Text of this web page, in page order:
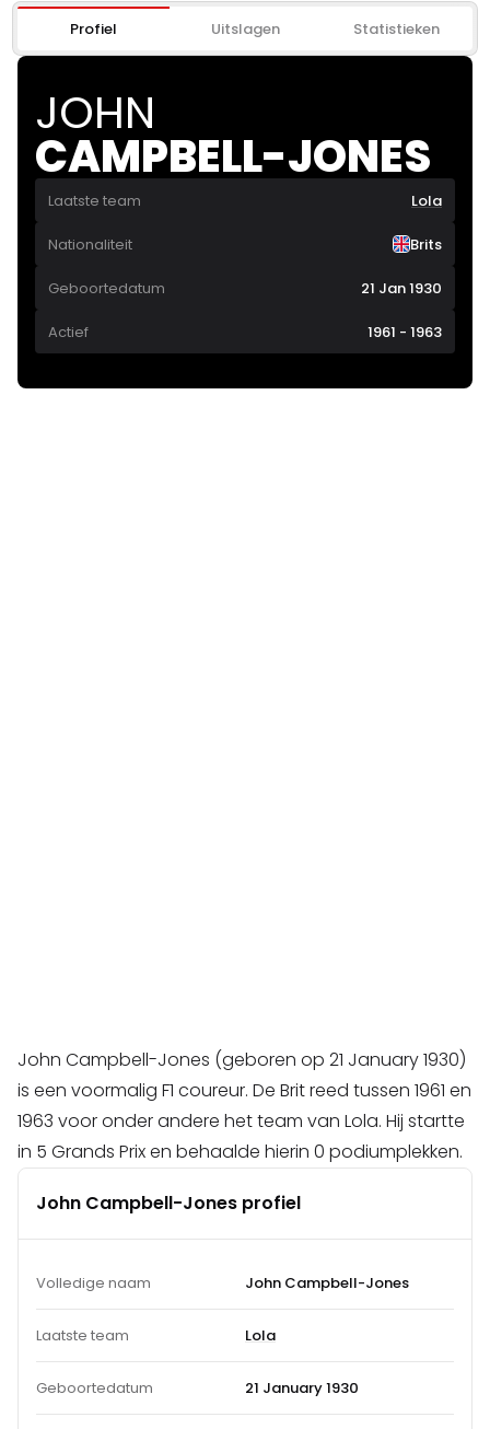
Profiel Uitslagen Statistieken
JOHN
CAMPBELL-JONES
Laatste team Lola
Nationaliteit Brits
Geboortedatum 21 Jan 1930
Actief 1961 - 1963
John Campbell-Jones (geboren op 21 January 1930)
is een voormalig F1 coureur. De Brit reed tussen 1961 en
1963 voor onder andere het team van Lola. Hij startte
in 5 Grands Prix en behaalde hierin 0 podiumplekken.
John Campbell-Jones profiel
Volledige naam John Campbell-Jones
Laatste team Lola
Geboortedatum 21 January 1930